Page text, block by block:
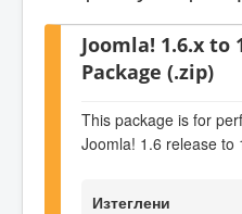
Joomla! 1.6.x to
Package (.zip)
This package is for
Joomla! 1.6 release to
Изтеглени